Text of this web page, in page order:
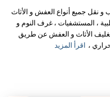
نقل جميع أنواع العفش و الأثاث
، المستشفيات ، غرف النوم و
تغليف الأثاث و العفش عن طريق
، اقرأ المزيد